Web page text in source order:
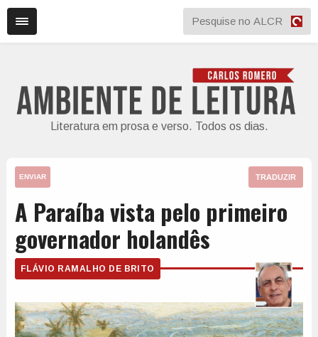
Literatura em prosa e verso. Todos os dias.
ENVIAR TRADUZIR
A Paraíba vista pelo primeiro
governador holandês
FLÁVIO RAMALHO DE BRITO